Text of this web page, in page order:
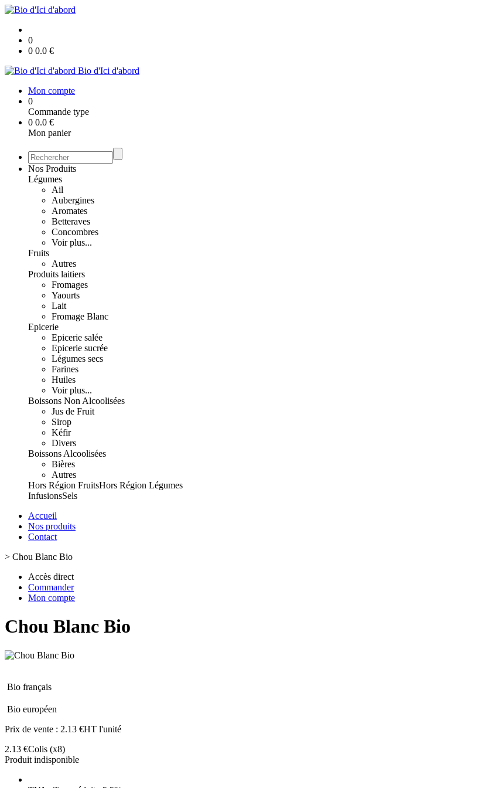
0
0 0.0 €
Bio d'Ici d'abord
Mon compte
0
Commande type
0 0.0 €
Mon panier
Nos Produits
Légumes
Ail
Aubergines
Aromates
Betteraves
Concombres
Voir plus...
Fruits
Autres
Produits laitiers
Fromages
Yaourts
Lait
Fromage Blanc
Epicerie
Epicerie salée
Epicerie sucrée
Légumes secs
Farines
Huiles
Voir plus...
Boissons Non Alcoolisées
Jus de Fruit
Sirop
Kéfir
Divers
Boissons Alcoolisées
Bières
Autres
Hors Région FruitsHors Région Légumes
InfusionsSels
Accueil
Nos produits
Contact
> Chou Blanc Bio
Accès direct
Commander
Mon compte
Chou Blanc Bio
Bio français
Bio européen
Prix de vente : 2.13 €HT l'unité
2.13 €Colis (x8)
Produit indisponible